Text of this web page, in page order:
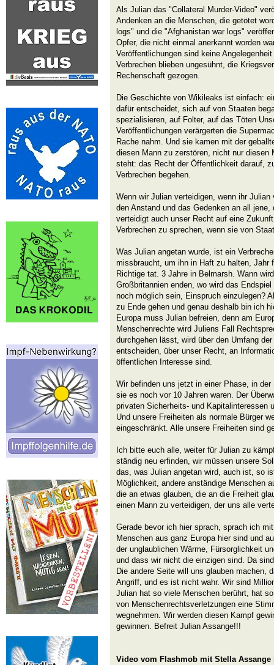
Als Julian das "Collateral Murder-Video"
Andenken an die Menschen, die getötet
logs" und die "Afghanistan war logs"
Opfer, die nicht einmal anerkannt worden
Veröffentlichungen sind keine
Verbrechen blieben ungesühnt, die
Rechenschaft gezogen.
Die Geschichte von Wikileaks ist einfach:
dafür entscheidet, sich auf von Staaten
spezialisieren, auf Folter, auf das Töten
Veröffentlichungen verärgerten die
Rache nahm. Und sie kamen mit der
diesen Mann zu zerstören, nicht nur diesen
steht: das Recht der Öffentlichkeit darauf,
Verbrechen begehen.
Wenn wir Julian verteidigen, wenn ihr
den Anstand und das Gedenken an all
verteidigt auch unser Recht auf eine
Verbrechen zu sprechen, wenn sie von
Was Julian angetan wurde, ist ein
missbraucht, um ihn in Haft zu halten, Jahr
Richtige tat. 3 Jahre in Belmarsh. Wann
Großbritannien enden, wo wird das
noch möglich sein, Einspruch einzulegen?
zu Ende gehen und genau deshalb bin ich
Europa muss Julian befreien, denn am
Menschenrechte wird Juliens Fall
durchgehen lässt, wird über den Umfang
entscheiden, über unser Recht, an
öffentlichen Interesse sind.
Wir befinden uns jetzt in einer Phase, in
sie es noch vor 10 Jahren waren. Der
privaten Sicherheits- und Kapitalinteressen
Und unsere Freiheiten als normale Bürger
eingeschränkt. Alle unsere Freiheiten sind
Ich bitte euch alle, weiter für Julian zu
ständig neu erfinden, wir müssen unsere
das, was Julian angetan wird, auch ist, so
Möglichkeit, andere anständige Menschen
die an etwas glauben, die an die Freiheit
einen Mann zu verteidigen, der uns alle
Gerade bevor ich hier sprach, sprach ich
Menschen aus ganz Europa hier sind und
der unglaublichen Wärme, Fürsorglichkeit
und dass wir nicht die einzigen sind. Da
Die andere Seite will uns glauben machen,
Angriff, und es ist nicht wahr. Wir sind
Julian hat so viele Menschen berührt, hat
von Menschenrechtsverletzungen eine
wegnehmen. Wir werden diesen Kampf
gewinnen. Befreit Julian Assange!!!
Video vom Flashmob mit Stella